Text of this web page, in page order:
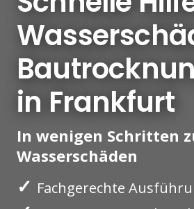
in Frankfurt
In wenigen Schritten
Wasserschäden
✓ Fachgerechte